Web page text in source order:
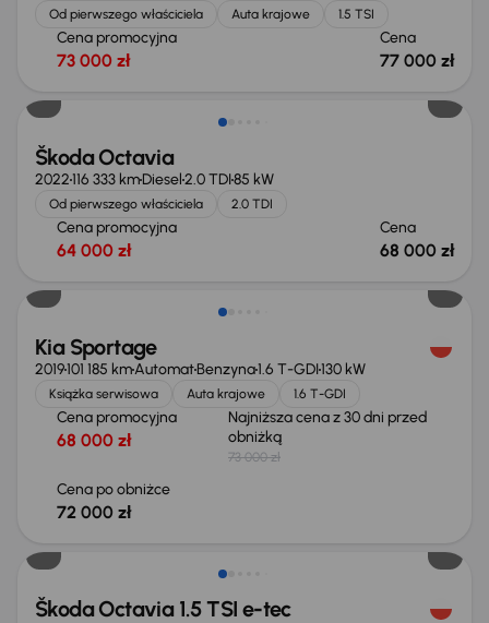
Od pierwszego właściciela Auta krajowe 1.5 TSI
Cena promocyjna
73 000 zł
Cena
77 000 zł
Możliwość odliczenia VAT
Škoda Octavia
2022116 333 kmDiesel2.0 TDI85 kW
Od pierwszego właściciela 2.0 TDI
Cena promocyjna
64 000 zł
Cena
68 000 zł
Taniej o 1 000 zł
Kia Sportage
2019101 185 kmAutomatBenzyna1.6 T-GDI130 kW
Książka serwisowa Auta krajowe 1.6 T-GDI
Cena promocyjna
68 000 zł
Najniższa cena z 30 dni przed
obniżką
73 000 zł
Cena po obniżce
72 000 zł
Škoda Octavia 1.5 TSI e-tec